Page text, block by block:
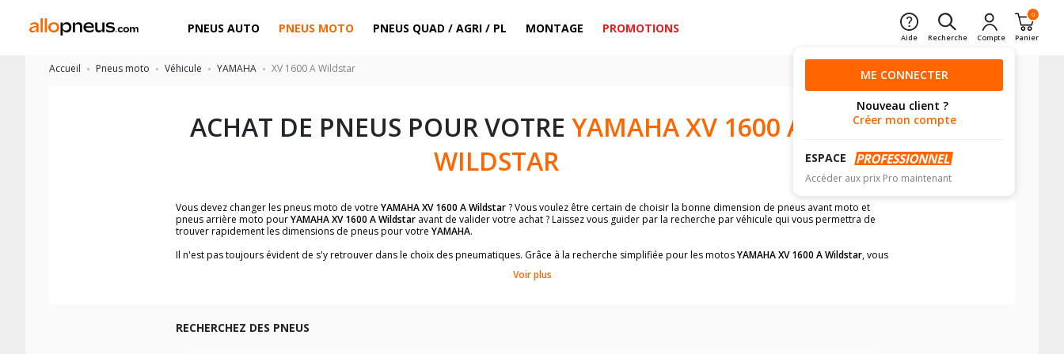
PNEUS AUTO PNEUS MOTO PNEUS QUAD / AGRI / PL MONTAGE PROMOTIONS
Aide Recherche Compte
0
Panier
ME CONNECTER
Nouveau client ?
Créer mon compte
ESPACE
Accéder aux prix Pro maintenant
Accueil Pneus moto Véhicule YAMAHA XV 1600 A Wildstar
ACHAT DE PNEUS POUR VOTRE YAMAHA XV 1600 A
WILDSTAR
Vous devez changer les pneus moto de votre YAMAHA XV 1600 A Wildstar? Vous voulez être certain de choisir la bonne dimension de pneus avant moto et
pneus arrière moto pourYAMAHA XV 1600 A Wildstar avant de valider votre achat ? Laissez vous guider par la recherche par véhicule qui vous permettra de
trouver rapidement les dimensions de pneus pour votre YAMAHA.
Il n'est pas toujours évident de s'y retrouver dans le choix des pneumatiques. Grâce à la recherche simplifiée pour les motosYAMAHA XV 1600 A Wildstar, vous
Vous ne savez pas comment trouver les dimensions de vos pneus ? Ces informations sont indiquées sur le flanc des pneumatiques, dans le carnet de bord de
facilement.
Voir plus
RECHERCHEZ DES PNEUS